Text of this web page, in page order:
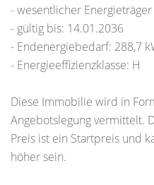
- wesentlicher
- gültig bis: 14.01.2036
- Endenergiebedarf: 288,7
- Energieeffizienzklasse: H
Diese Immobilie wird in
Angebotslegung vermittelt.
Preis ist ein Startpreis und
höher sein.